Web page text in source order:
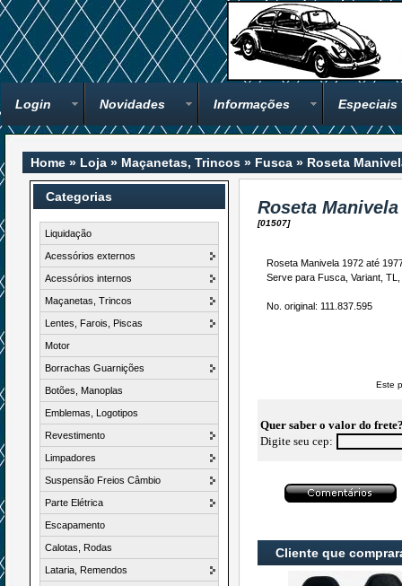
Login Novidades Informações Especiais
Home » Loja » Maçanetas, Trincos » Fusca » Roseta
Categorias
Liquidação
Acessórios externos
Acessórios internos
Maçanetas, Trincos
Lentes, Farois, Piscas
Motor
Borrachas Guarnições
Botões, Manoplas
Emblemas, Logotipos
Revestimento
Limpadores
Suspensão Freios Câmbio
Parte Elétrica
Escapamento
Calotas, Rodas
Lataria, Remendos
Roseta Manivela
[01507]
Roseta Manivela 1972 até
Serve para Fusca, Variant,
No. original: 111.837.595
Este
Quer saber o valor do
Digite seu cep:
Cliente que